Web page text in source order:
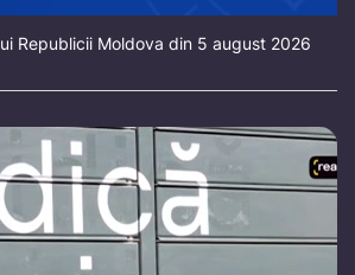
Republicii Moldova din 5 august 2026